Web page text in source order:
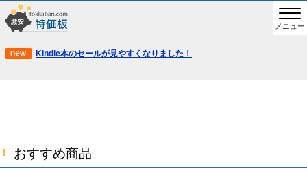
メニュー
Kindle本のセールが見やすくなりました！
おすすめ商品